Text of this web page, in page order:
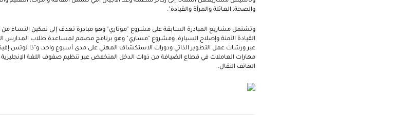
والصحة، العائلة والمرأة والقيادة".
وتشتمل مشاريع المبادرة السابقة على مشروع "موتاري" وهو مبادرة تهدف إلى تمكين النساء
القيادة الآمنة وإصلاح السيارة، ومشروع "مساري" وهو برنامج مصمم لمساعدة طلاب
عبر ورشات عمل التطوير الذاتي ودورات الاستكشاف المهني على مدى أسبوع واحد، و ذا لوتس
مهارات العاملات في قطاع الضيافة من ذوات الدخل المنخفض عبر تنظيم صفوف اللغة الإنجليزية
الهاتف النقال.